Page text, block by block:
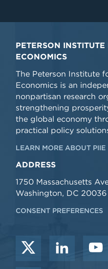
PETERSON
ECONOMICS
The Peterson Institute
Economics is an
nonpartisan research
strengthening
the global economy
practical policy
LEARN MORE ABOUT PIIE
ADDRESS
1750 Massachusetts
Washington, DC 20036
CONSENT PREFERENCES